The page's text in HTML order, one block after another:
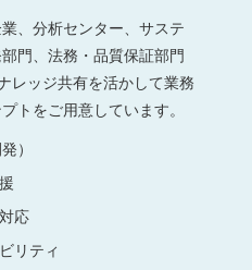
、分析センター、サステ
門、法務・品質保証部門
レッジ共有を活かして業務
トをご用意しています。
）
応
リティ